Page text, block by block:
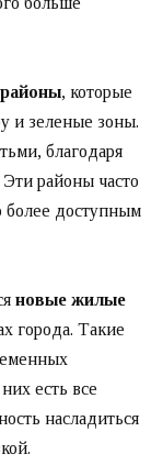
, которые
и зеленые зоны.
благодаря
районы часто
более доступным
новые жилые
города. Такие
есть все
насладиться